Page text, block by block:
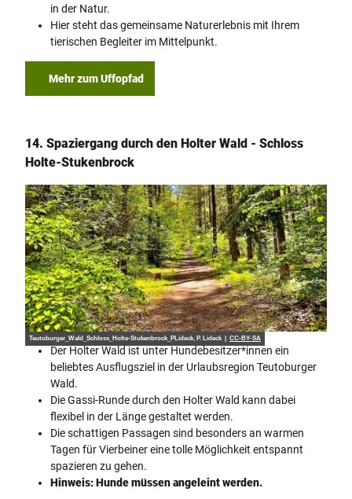
in der Natur.
Hier steht das gemeinsame Naturerlebnis mit Ihrem
tierischen Begleiter im Mittelpunkt.
Mehr zum Uffopfad
14. Spaziergang durch den Holter Wald - Schloss
Holte-Stukenbrock
Teutoburger_Wald_Schloss_Holte-Stukenbrock_PLideck, P. Lideck | CC-BY-SA
Der Holter Wald ist unter Hundebesitzer*innen ein
beliebtes Ausflugsziel in der Urlaubsregion Teutoburger
Wald.
Die Gassi-Runde durch den Holter Wald kann dabei
flexibel in der Länge gestaltet werden.
Die schattigen Passagen sind besonders an warmen
Tagen für Vierbeiner eine tolle Möglichkeit entspannt
spazieren zu gehen.
Hinweis: Hunde müssen angeleint werden.